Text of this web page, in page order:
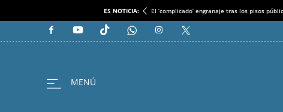
ES NOTICIA: El ‘complicado’ engranaje tras los pisos